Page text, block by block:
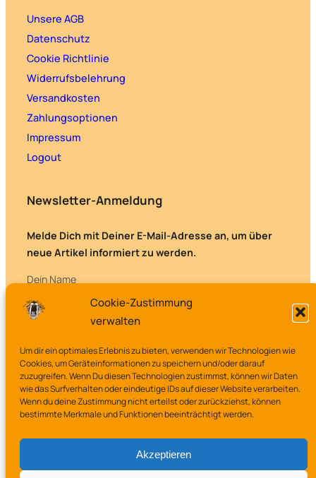
Cookie-Zustimmung
verwalten
Um dir ein optimales Erlebnis zu bieten, verwenden wir Technologien wie
Cookies, um Geräteinformationen zu speichern und/oder darauf
zuzugreifen. Wenn Du diesen Technologien zustimmst, können wir Daten
wie das Surfverhalten oder eindeutige IDs auf dieser Website verarbeiten.
Wenn du deine Zustimmung nicht erteilst oder zurückziehst, können
bestimmte Merkmale und Funktionen beeinträchtigt werden.
Akzeptieren
Unsere AGB
Datenschutz
Cookie Richtlinie
Widerrufsbelehrung
Versandkosten
Zahlungsoptionen
Impressum
Logout
Newsletter-Anmeldung
Melde Dich mit Deiner E-Mail-Adresse an, um über
neue Artikel informiert zu werden.
Dein Name